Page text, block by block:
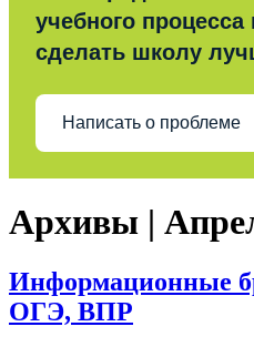
учебного процесса
сделать школу
Написать о проблеме
Архивы |
Информационные
ОГЭ, ВПР